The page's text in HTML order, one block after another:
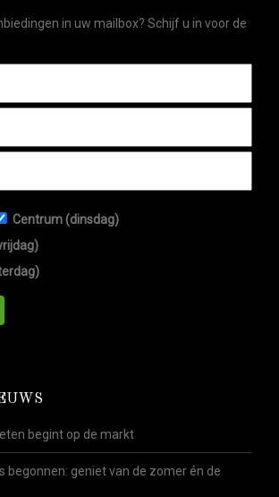
in uw mailbox? Schijf u in voor de
Centrum (dinsdag)
begint op de markt
begonnen: geniet van de zomer én de